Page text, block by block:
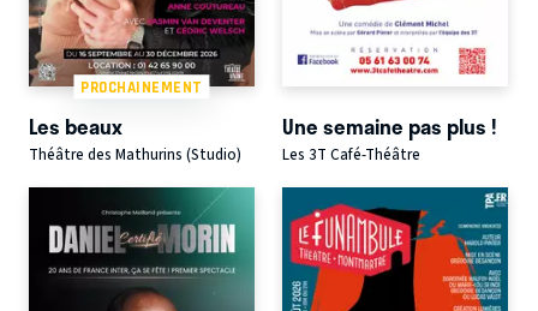
PROCHAINEMENT
Les beaux
Théâtre des Mathurins (Studio)
Une semaine pas plus !
Les 3T Café-Théâtre